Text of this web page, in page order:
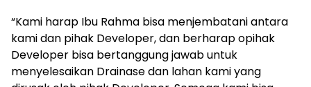
“Kami harap Ibu Rahma bisa menjembatani antara
kami dan pihak Developer, dan berharap opihak
Developer bisa bertanggung jawab untuk
menyelesaikan Drainase dan lahan kami yang